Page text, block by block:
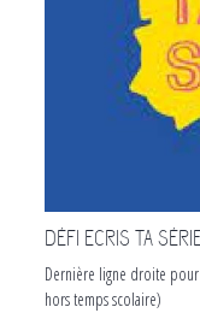
DÉFI ECRIS TA
Dernière ligne droite
hors temps scolaire)